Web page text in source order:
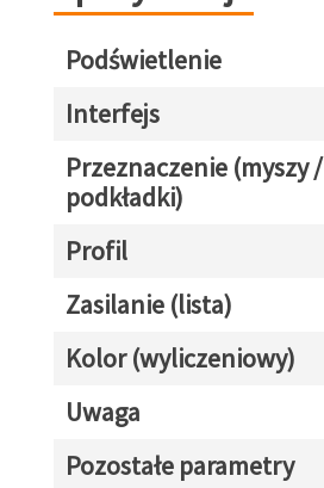
Podświetlenie
Interfejs
Przeznaczenie (myszy /
podkładki)
Profil
Zasilanie (lista)
Kolor (wyliczeniowy)
Uwaga
Pozostałe parametry